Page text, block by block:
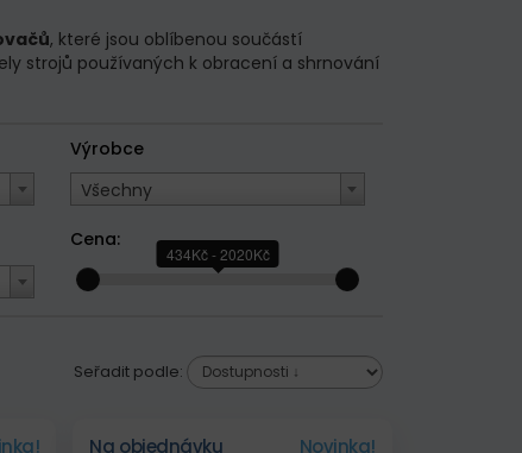
, které jsou oblíbenou součástí
strojů používaných k obracení a shrnování
Výrobce
Všechny
Cena:
434Kč - 2020Kč
Seřadit podle:
Na objednávku Novinka!